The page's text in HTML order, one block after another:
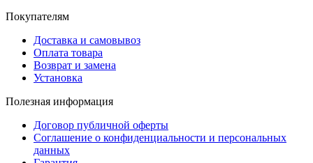
Покупателям
Доставка и самовывоз
Оплата товара
Возврат и замена
Установка
Полезная информация
Договор публичной оферты
Соглашение о конфиденциальности и персональных
данных